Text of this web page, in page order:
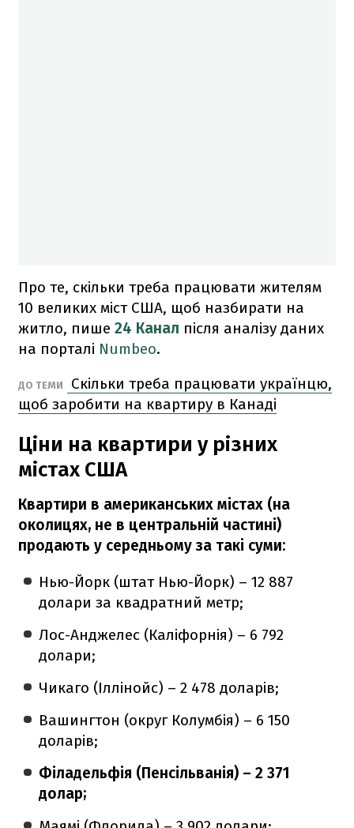
Про те, скільки треба працювати жителям
10 великих міст США, щоб назбирати на
житло, пише 24 Канал після аналізу даних
на порталі Numbeo.
ДО ТЕМИ
Скільки треба працювати українцю,
щоб заробити на квартиру в Канаді
Ціни на квартири у різних
містах США
Квартири в американських містах (на
околицях, не в центральній частині)
продають у середньому за такі суми:
Нью-Йорк (штат Нью-Йорк) – 12 887
долари за квадратний метр;
Лос-Анджелес (Каліфорнія) – 6 792
долари;
Чикаго (Іллінойс) – 2 478 доларів;
Вашингтон (округ Колумбія) – 6 150
доларів;
Філадельфія (Пенсільванія) – 2 371
долар;